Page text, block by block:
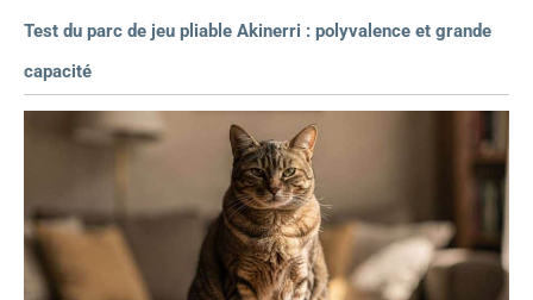
Test du parc de jeu pliable Akinerri : polyvalence et grande
capacité